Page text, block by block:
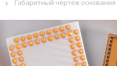
Габаритный чертеж